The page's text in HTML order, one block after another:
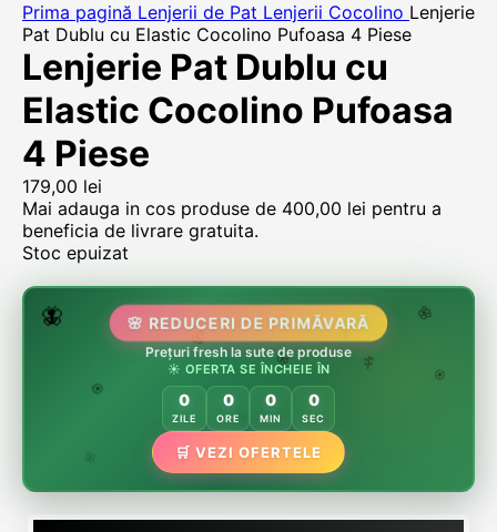
Prima pagină Lenjerii de Pat Lenjerii Cocolino Lenjerie
Pat Dublu cu Elastic Cocolino Pufoasa 4 Piese
Lenjerie Pat Dublu cu
Elastic Cocolino Pufoasa
4 Piese
179,00 lei
Mai adauga in cos produse de 400,00 lei pentru a
beneficia de livrare gratuita.
Stoc epuizat
🌸
🌸
🏵️
🌷
🦋 🌸 REDUCERI DE PRIMĂVARĂ
Prețuri fresh la sute de produse
☀️ OFERTA SE ÎNCHEIE ÎN
0
ZILE
0
ORE
0
MIN
0
SEC
🛒 VEZI OFERTELE